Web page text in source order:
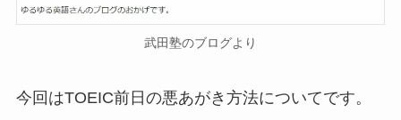
武田塾のブログより
今回はTOEIC前日の悪あがき方法についてです。